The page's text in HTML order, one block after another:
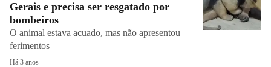
Gerais e precisa ser resgatado por
bombeiros
O animal estava acuado, mas não apresentou
ferimentos
Há 3 anos